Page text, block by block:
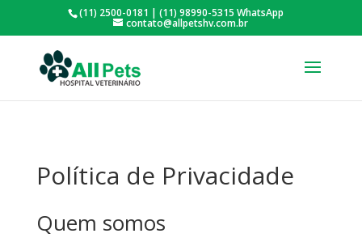
(11) 2500-0181 | (11) 98990-5315 WhatsApp
contato@allpetshv.com.br
Política de Privacidade
Quem somos